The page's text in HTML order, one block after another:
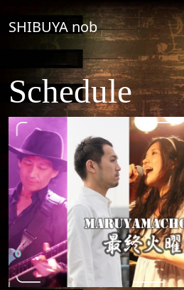
コンテンツへスキップ
メインナビゲーション
SHIBUYA nob
Schedule